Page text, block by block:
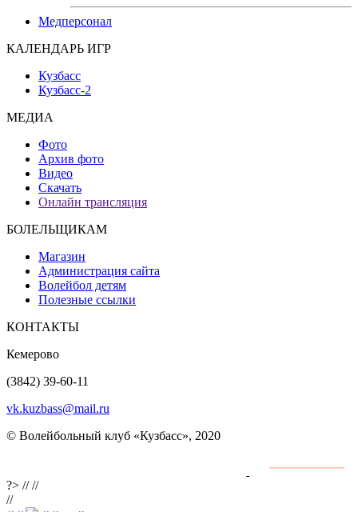
Медперсонал
КАЛЕНДАРЬ ИГР
Кузбасс
Кузбасс-2
МЕДИА
Фото
Архив фото
Видео
Скачать
Онлайн трансляция
БОЛЕЛЬЩИКАМ
Магазин
Администрация сайта
Волейбол детям
Полезные ссылки
КОНТАКТЫ
Кемерово
(3842) 39-60-11
vk.kuzbass@mail.ru
© Волейбольный клуб «Кузбасс», 2020
?> ////
//